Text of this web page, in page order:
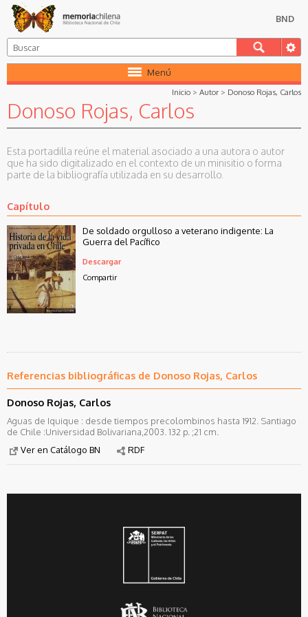
BND
Menú
Inicio > Autor > Donoso Rojas, Carlos
Donoso Rojas, Carlos
Esta portadilla reúne el material asociado a una autora o autor
que ha sido digitalizado en el contexto de un minisitio o forma
parte de la bibliografía utilizada en su desarrollo.
Capítulo
De soldado orgulloso a veterano indigente: La
Guerra del Pacífico
Descargar
Compartir
Referencias bibliográficas de Donoso Rojas, Carlos
Donoso Rojas, Carlos
Aguas de Iquique : desde tiempos precolombinos hasta 1912. Santiago
de Chile :Universidad Bolivariana,2003. 132 p. ;21 cm.
Ver en Catálogo BN
RDF